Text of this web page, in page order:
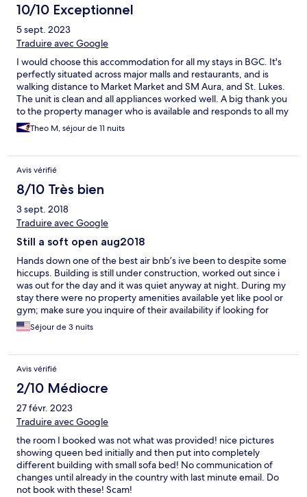
10/10 Exceptionnel
5 sept. 2023
Traduire avec Google
I would choose this accommodation for all my stays in BGC. It's
perfectly situated across major malls and restaurants, and is
walking distance to Market Market and SM Aura, and St. Lukes.
The unit is clean and all appliances worked well. A big thank you
to the property manager who is available and responds to all my
inquiries quickly.
Theo M, séjour de 11 nuits
Avis vérifié
8/10 Très bien
3 sept. 2018
Traduire avec Google
Still a soft open aug2018
Hands down one of the best air bnb’s ive been to despite some
hiccups. Building is still under construction, worked out since i
was out for the day and it was quiet anyway at night. During my
stay there were no property amenities available yet like pool or
gym; make sure you inquire of their availability if looking for
those. Great location but since u it was overlooking mall
downstairs, was hoping for darker shades to block out night
malfunctioned it was a disaster attempting to leave through
stairsunder construction from the 9th floor. Despite this the staff
was very accommodating and the unit itself was very homely
and well serviced and super clean. Excited to see if they can
keep this up when the building becomes 100%. Also,
LOCATION. Give it some time and will be a definite
Séjour de 3 nuits
Avis vérifié
2/10 Médiocre
27 févr. 2023
Traduire avec Google
the room I booked was not what was provided! nice pictures
showing queen bed initially and then put into completely
different building with small sofa bed! No communication of
changes until already in the country with last minute email. Do
not book with these! Scam!